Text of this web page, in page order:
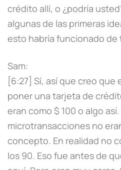
crédito allí, o ¿podría
algunas de las primeras
esto habría funcionado de
Sam:
[6:27] Sí, así que creo que
poner una tarjeta de
eran como $ 100 o algo
microtransacciones no
concepto. En realidad no
los 90. Eso fue antes de